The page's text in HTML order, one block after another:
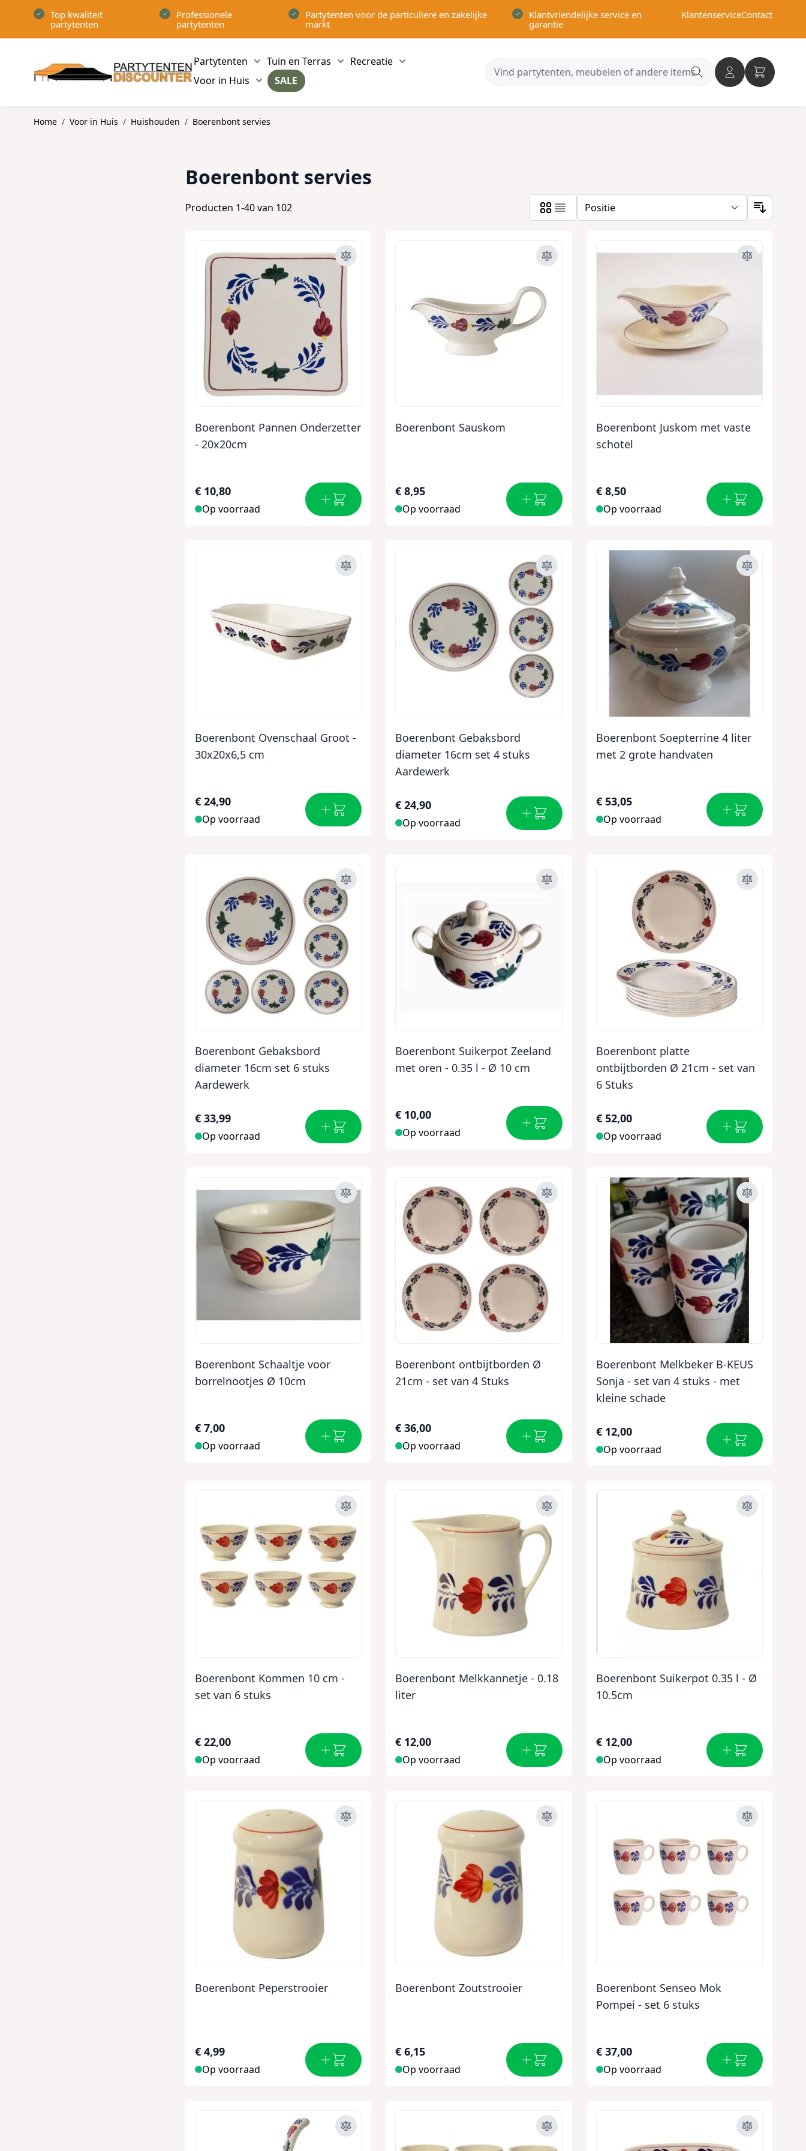
Top kwaliteit
partytenten
Professionele
partytenten
Partytenten voor de particuliere en zakelijke
markt
Klantvriendelijke service en
garantie
KlantenserviceContact
Partytenten
Show submenu for Partytenten category
Tuin en Terras
Show submenu for Tuin en Terras category
Recreatie
Show submenu for Recreatie category
Voor in Huis
Show submenu for Voor in Huis category
SALE
Search
Home / Voor in Huis / Huishouden / Boerenbont servies
Boerenbont servies
Producten 1-40van 102
Boerenbont Pannen Onderzetter
- 20x20cm
€ 10,80
Op voorraad
Boerenbont Sauskom
€ 8,95
Op voorraad
Boerenbont Juskom met vaste
schotel
€ 8,50
Op voorraad
Boerenbont Ovenschaal Groot -
30x20x6,5 cm
€ 24,90
Op voorraad
Boerenbont Gebaksbord
diameter 16cm set 4 stuks
Aardewerk
€ 24,90
Op voorraad
Boerenbont Soepterrine 4 liter
met 2 grote handvaten
€ 53,05
Op voorraad
Boerenbont Gebaksbord
diameter 16cm set 6 stuks
Aardewerk
€ 33,99
Op voorraad
Boerenbont Suikerpot Zeeland
met oren - 0.35 l - Ø 10 cm
€ 10,00
Op voorraad
Boerenbont platte
ontbijtborden Ø 21cm - set van
6 Stuks
€ 52,00
Op voorraad
Boerenbont Schaaltje voor
borrelnootjes Ø 10cm
€ 7,00
Op voorraad
Boerenbont ontbijtborden Ø
21cm - set van 4 Stuks
€ 36,00
Op voorraad
Boerenbont Melkbeker B-KEUS
Sonja - set van 4 stuks - met
kleine schade
€ 12,00
Op voorraad
Boerenbont Kommen 10 cm -
set van 6 stuks
€ 22,00
Op voorraad
Boerenbont Melkkannetje - 0.18
liter
€ 12,00
Op voorraad
Boerenbont Suikerpot 0.35 l - Ø
10.5cm
€ 12,00
Op voorraad
Boerenbont Peperstrooier
€ 4,99
Op voorraad
Boerenbont Zoutstrooier
€ 6,15
Op voorraad
Boerenbont Senseo Mok
Pompei - set 6 stuks
€ 37,00
Op voorraad